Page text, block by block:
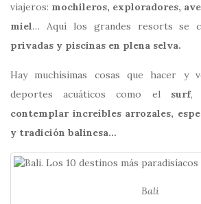
viajeros: mochileros, exploradores,
miel… Aquí los grandes resorts se
privadas y piscinas en plena selva.
Hay muchísimas cosas que hacer y
deportes acuáticos como el surf,
contemplar increíbles arrozales,
y tradición balinesa…
Bali